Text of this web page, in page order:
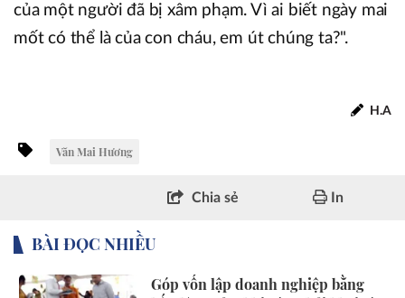
của một người đã bị xâm phạm. Vì ai biết ngày mai
mốt có thể là của con cháu, em út chúng ta?".
H.A
Văn Mai Hương
Chia sẻ In
BÀI ĐỌC NHIỀU
Góp vốn lập doanh nghiệp bằng